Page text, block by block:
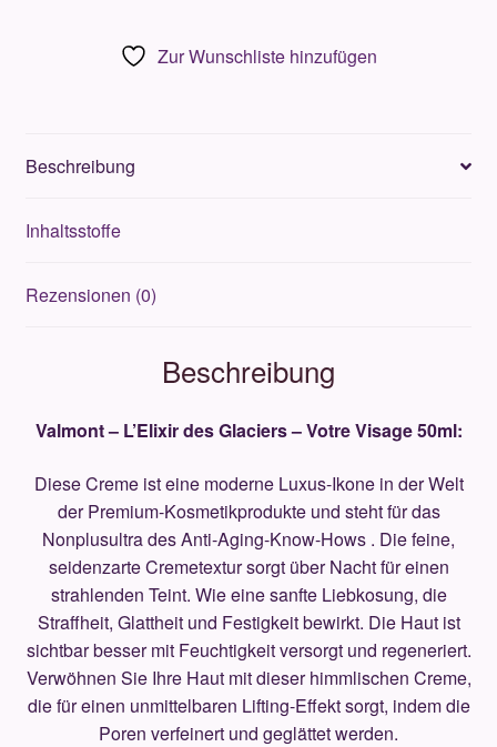
Menge
Zur Wunschliste hinzufügen
Beschreibung
Inhaltsstoffe
Rezensionen (0)
Beschreibung
Valmont – L’Elixir des Glaciers –Votre Visage 50ml:
Diese Creme ist eine moderne Luxus-Ikone in der Welt
der Premium-Kosmetikprodukte und steht für das
Nonplusultra des Anti-Aging-Know-Hows . Die feine,
seidenzarte Cremetextur sorgt über Nacht für einen
strahlenden Teint. Wie eine sanfte Liebkosung, die
Straffheit, Glattheit und Festigkeit bewirkt. Die Haut ist
sichtbar besser mit Feuchtigkeit versorgt und regeneriert.
Verwöhnen Sie Ihre Haut mit dieser himmlischen Creme,
die für einen unmittelbaren Lifting-Effekt sorgt, indem die
Poren verfeinert und geglättet werden.